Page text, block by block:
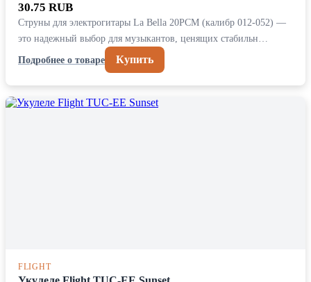
30.75 RUB
Струны для электрогитары La Bella 20PCM (калибр 012-052) —
это надежный выбор для музыкантов, ценящих стабильн…
Подробнее о товаре
Купить
FLIGHT